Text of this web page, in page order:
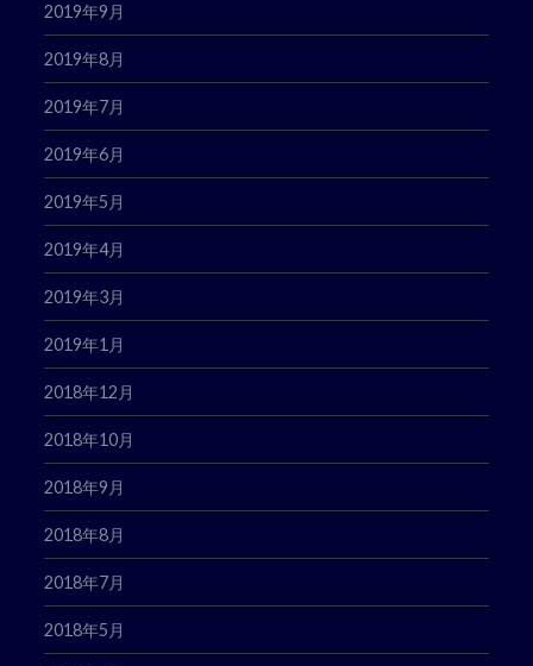
2019年9月
2019年8月
2019年7月
2019年6月
2019年5月
2019年4月
2019年3月
2019年1月
2018年12月
2018年10月
2018年9月
2018年8月
2018年7月
2018年5月